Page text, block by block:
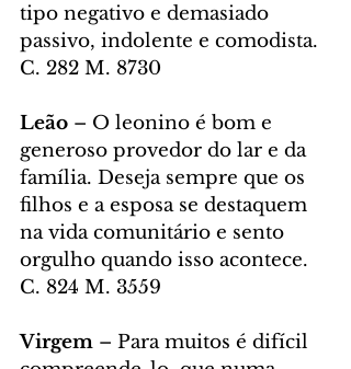
tipo negativo e demasiado
passivo, indolente e comodista.
C. 282 M. 8730
Leão – O leonino é bom e
generoso provedor do lar e da
família. Deseja sempre que os
filhos e a esposa se destaquem
na vida comunitário e sento
orgulho quando isso acontece.
C. 824 M. 3559
Virgem – Para muitos é difícil